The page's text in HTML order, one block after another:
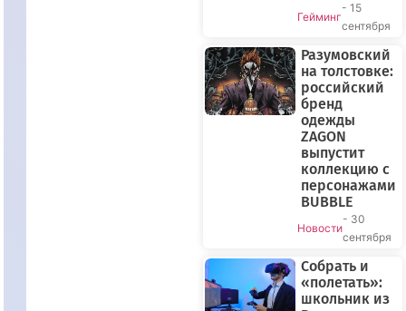
Гейминг
- 15
сентября
Разумовский
на толстовке:
российский
бренд
одежды
ZAGON
выпустит
коллекцию с
персонажами
BUBBLE
Новости
- 30
сентября
Собрать и
«полетать»:
школьник из